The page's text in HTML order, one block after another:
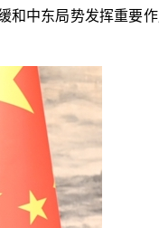
和中东局势发挥重要